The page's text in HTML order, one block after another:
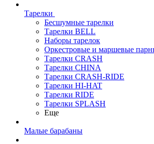
Тарелки
Бесшумные тарелки
Тарелки BELL
Наборы тарелок
Оркестровые и маршевые
Тарелки CRASH
Тарелки CHINA
Тарелки CRASH-RIDE
Тарелки HI-HAT
Тарелки RIDE
Тарелки SPLASH
Еще
Малые барабаны